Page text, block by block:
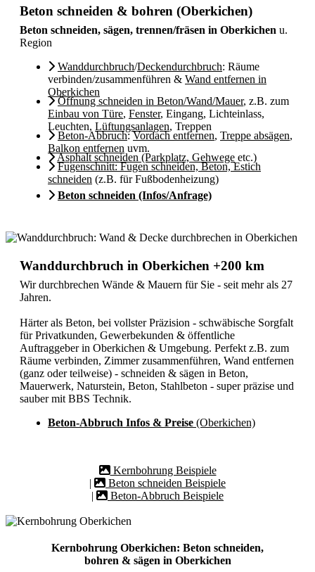
Beton schneiden & bohren (Oberkichen)
Beton schneiden, sägen, trennen/fräsen in Oberkichen u.
Region
Wanddurchbruch/Deckendurchbruch: Räume
verbinden/zusammenführen & Wand entfernen in
Oberkichen
Öffnung schneiden in Beton/Wand/Mauer, z.B. zum
Einbau von Türe, Fenster, Eingang, Lichteinlass,
Leuchten, Lüftungsanlagen, Treppen
Beton-Abbruch:Vordach entfernen, Treppe absägen,
Balkon entfernen uvm.
Asphalt schneiden (Parkplatz, Gehwege etc.)
Fugenschnitt: Fugen schneiden, Beton, Estich
schneiden (z.B. für Fußbodenheizung)
Beton schneiden (Infos/Anfrage)
Wanddurchbruch in Oberkichen +200 km
Wir durchbrechen Wände & Mauern für Sie - seit mehr als 27
Jahren.
Härter als Beton, bei vollster Präzision - schwäbische Sorgfalt
für Privatkunden, Gewerbekunden & öffentliche
Auftraggeber in Oberkichen & Umgebung. Perfekt z.B. zum
Räume verbinden, Zimmer zusammenführen, Wand entfernen
(ganz oder teilweise) - schneiden & sägen in Beton,
Mauerwerk, Naturstein, Beton, Stahlbeton - super präzise und
sauber mit BBS Technik.
Beton-Abbruch Infos & Preise (Oberkichen)
Kernbohrung Beispiele
|
Beton schneiden Beispiele
|
Beton-Abbruch Beispiele
Kernbohrung Oberkichen: Beton schneiden,
bohren & sägen in Oberkichen